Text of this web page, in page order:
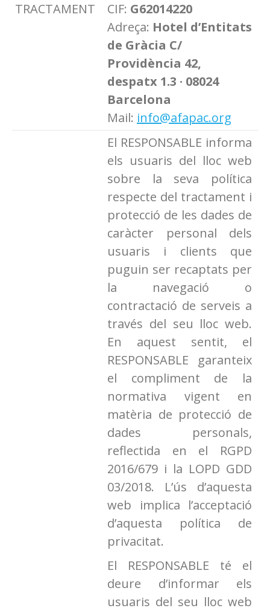
TRACTAMENT
CIF: G62014220
Adreça: Hotel d’Entitats
de Gràcia C/
Providència 42,
despatx 1.3 · 08024
Barcelona
Mail: info@afapac.org
El RESPONSABLE informa
els usuaris del lloc web
sobre la seva política
respecte del tractament i
protecció de les dades de
caràcter personal dels
usuaris i clients que
puguin ser recaptats per
la navegació o
contractació de serveis a
través del seu lloc web.
En aquest sentit, el
RESPONSABLE garanteix
el compliment de la
normativa vigent en
matèria de protecció de
dades personals,
reflectida en el RGPD
2016/679 i la LOPD GDD
03/2018. L’ús d’aquesta
web implica l’acceptació
d’aquesta política de
privacitat.
El RESPONSABLE té el
deure d’informar els
usuaris del seu lloc web